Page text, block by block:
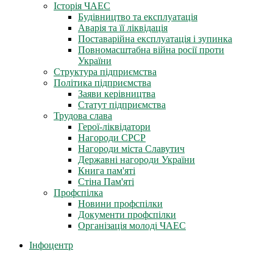
Історія ЧАЕС
Будівництво та експлуатація
Аварія та її ліквідація
Поставарійна експлуатація і зупинка
Повномасштабна війна росії проти
України
Структура підприємства
Політика підприємства
Заяви керівництва
Статут підприємства
Трудова слава
Герої-ліквідатори
Нагороди СРСР
Нагороди міста Славутич
Державні нагороди України
Книга пам'яті
Стіна Пам'яті
Профспілка
Новини профспілки
Документи профспілки
Організація молоді ЧАЕС
Інфоцентр